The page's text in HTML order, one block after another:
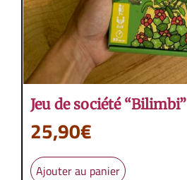
Jeu de société “Bilimbi”
25,90€
Ajouter au panier